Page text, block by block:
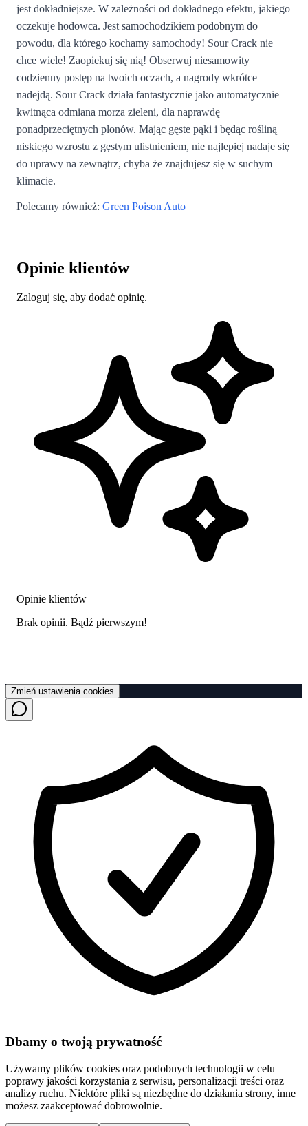
jest dokładniejsze. W zależności od dokładnego efektu, jakiego
oczekuje hodowca. Jest samochodzikiem podobnym do
powodu, dla którego kochamy samochody! Sour Crack nie
chce wiele! Zaopiekuj się nią! Obserwuj niesamowity
codzienny postęp na twoich oczach, a nagrody wkrótce
nadejdą. Sour Crack działa fantastycznie jako automatycznie
kwitnąca odmiana morza zieleni, dla naprawdę
ponadprzeciętnych plonów. Mając gęste pąki i będąc rośliną
niskiego wzrostu z gęstym ulistnieniem, nie najlepiej nadaje się
do uprawy na zewnątrz, chyba że znajdujesz się w suchym
klimacie.
Polecamy również: Green Poison Auto
Opinie klientów
Zaloguj się, aby dodać opinię.
Opinie klientów
Brak opinii. Bądź pierwszym!
Zmień ustawienia cookies
Dbamy o twoją prywatność
Używamy plików cookies oraz podobnych technologii w celu
poprawy jakości korzystania z serwisu, personalizacji treści oraz
analizy ruchu. Niektóre pliki są niezbędne do działania strony, inne
możesz zaakceptować dobrowolnie.